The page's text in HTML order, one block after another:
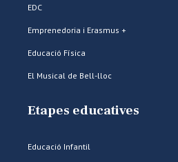
EDC
Emprenedoria i Erasmus +
Educació Física
El Musical de Bell-lloc
Etapes educatives
Educació Infantil